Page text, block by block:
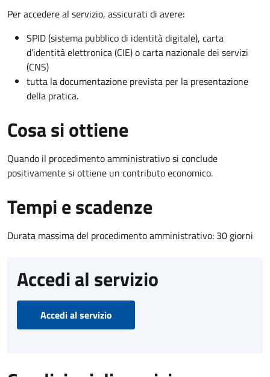
Per accedere al servizio, assicurati di avere:
SPID (sistema pubblico di identità digitale), carta
d’identità elettronica (CIE) o carta nazionale dei servizi
(CNS)
tutta la documentazione prevista per la presentazione
della pratica.
Cosa si ottiene
Quando il procedimento amministrativo si conclude
positivamente si ottiene un contributo economico.
Tempi e scadenze
Durata massima del procedimento amministrativo: 30 giorni
Accedi al servizio
Accedi al servizio